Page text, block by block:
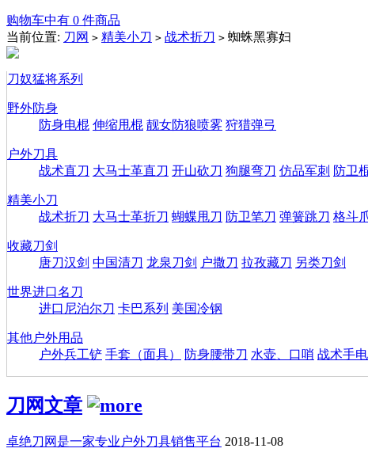
购物车中有 0 件商品
当前位置: 刀网 > 精美小刀 > 战术折刀 > 蜘蛛黑寡妇
刀奴猛将系列
野外防身
防身电棍 伸缩甩棍 靓女防狼喷雾 狩猎弹弓
户外刀具
战术直刀 大马士革直刀 开山砍刀 狗腿弯刀 仿品军刺 防卫
精美小刀
战术折刀 大马士革折刀 蝴蝶甩刀 防卫笔刀 弹簧跳刀 格斗
收藏刀剑
唐刀汉剑 中国清刀 龙泉刀剑 户撒刀 拉孜藏刀 另类刀剑
世界进口名刀
进口尼泊尔刀 卡巴系列 美国冷钢
其他户外用品
户外兵工铲 手套（面具） 防身腰带刀 水壶、口哨 战术手电
刀网文章
卓绝刀网是一家专业户外刀具销售平台 2018-11-08